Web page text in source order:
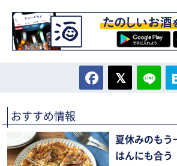
おすすめ情報
夏休みのもう
はんにも合う